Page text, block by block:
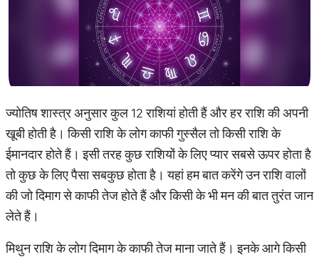
ज्योतिष शास्त्र अनुसार कुल 12 राशियां होती हैं और हर राशि की अपनी
खूबी होती है। किसी राशि के लोग काफी गुस्सैल तो किसी राशि के
ईमानदार होते हैं। इसी तरह कुछ राशियों के लिए प्यार सबसे ऊपर होता है
तो कुछ के लिए पैसा सबकुछ होता है। यहां हम बात करेंगे उन राशि वालों
की जो दिमाग से काफी तेज होते हैं और किसी के भी मन की बात तुरंत जान
लेते हैं।
मिथुन राशि के लोग दिमाग के काफी तेज माना जाते हैं। इनके आगे किसी